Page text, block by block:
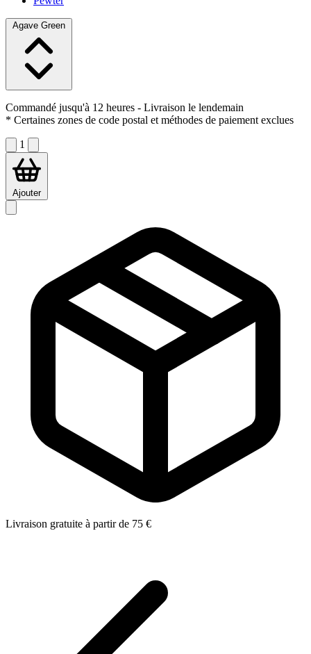
Agave Green
Commandé jusqu'à 12 heures - Livraison le lendemain
* Certaines zones de code postal et méthodes de paiement exclues
1
Ajouter
Livraison gratuite à partir de 75 €